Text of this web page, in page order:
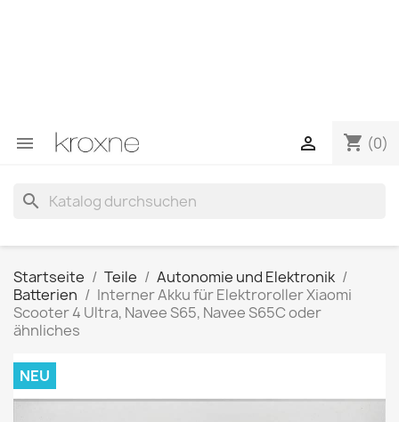
 shopping_cart (0)

search
Startseite Teile
Autonomie und Elektronik
Batterien
Interner Akku für Elektroroller Xiaomi
Scooter 4 Ultra, Navee S65, Navee S65C oder
ähnliches
NEU